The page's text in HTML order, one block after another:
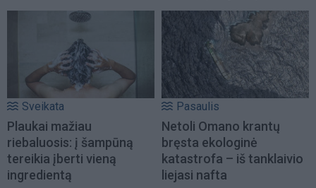
Sveikata
Plaukai mažiau
riebaluosis: į šampūną
tereikia įberti vieną
ingredientą
Pasaulis
Netoli Omano krantų
bręsta ekologinė
katastrofa – iš tanklaivio
liejasi nafta